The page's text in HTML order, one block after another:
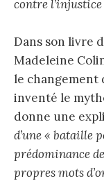
contre
Dans son livre
Madeleine
le changement
inventé le
donne une
d’une « bataille
prédominance
propres mots